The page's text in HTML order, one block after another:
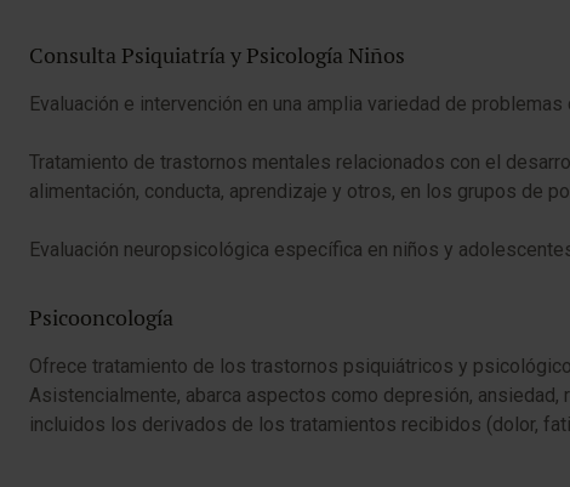
Consulta Psiquiatría y Psicología Niños
Evaluación e intervención en una amplia variedad de
Tratamiento de trastornos mentales relacionados con el
alimentación, conducta, aprendizaje y otros, en los grupos de
Evaluación neuropsicológica específica en niños y
Psicooncología
Ofrece tratamiento de los trastornos psiquiátricos y
Asistencialmente, abarca aspectos como depresión,
incluidos los derivados de los tratamientos recibidos (dolor,